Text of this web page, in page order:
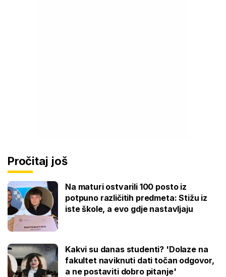
Pročitaj još
Na maturi ostvarili 100 posto iz
potpuno različitih predmeta: Stižu iz
iste škole, a evo gdje nastavljaju
Kakvi su danas studenti? 'Dolaze na
fakultet naviknuti dati točan odgovor,
a ne postaviti dobro pitanje'